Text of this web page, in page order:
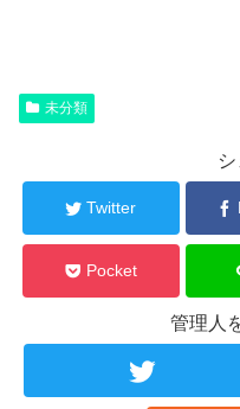
未分類
Twitter
Pocket
管理人